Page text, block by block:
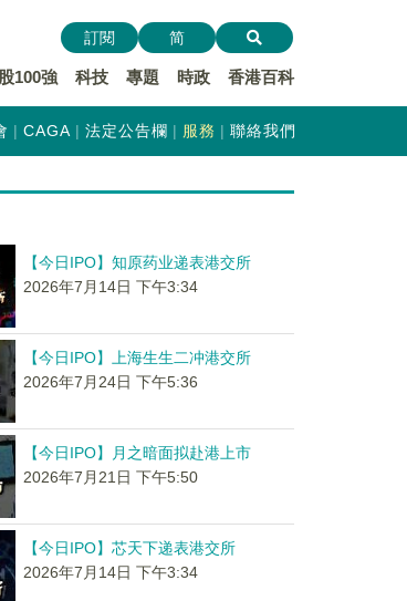
100強 科技 專題 時政 香港百科
訂閱 简
CAGA 法定公告欄 服務 聯絡我們
【今日IPO】知原药业递表港交所
2026年7月14日 下午3:34
【今日IPO】上海生生二冲港交所
2026年7月24日 下午5:36
【今日IPO】月之暗面拟赴港上市
2026年7月21日 下午5:50
【今日IPO】芯天下递表港交所
2026年7月14日 下午3:34